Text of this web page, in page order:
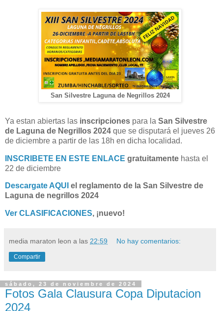
San Silvestre Laguna de Negrillos 2024
Ya estan abiertas las inscripciones para la San Silvestre
de Laguna de Negrillos 2024 que se disputará el jueves 26
de diciembre a partir de las 18h en dicha localidad.
INSCRIBETE EN ESTE ENLACE gratuitamente hasta el
22 de diciembre
Descargate AQUI el reglamento de la San Silvestre de
Laguna de negrillos 2024
Ver CLASIFICACIONES, ¡nuevo!
media maraton leon a las 22:59 No hay comentarios:
Compartir
sábado, 23 de noviembre de 2024
Fotos Gala Clausura Copa Diputacion
2024